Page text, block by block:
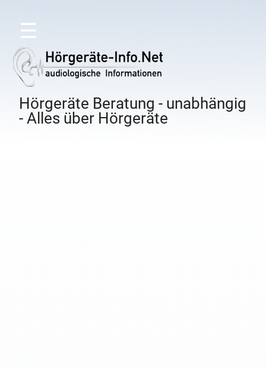
☰
Hörgeräte Beratung - unabhängig
- Alles über Hörgeräte